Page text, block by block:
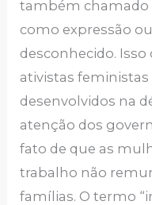
também chamado
como expressão
desconhecido.
ativistas feministas
desenvolvidos na
atenção dos
fato de que as
trabalho não
famílias. O termo